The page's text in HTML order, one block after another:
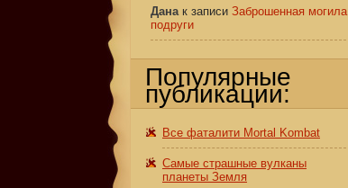
Данак записи Заброшенная могила
подруги
Популярные
публикации:
Все фаталити Mortal Kombat
Самые страшные вулканы
планеты Земля